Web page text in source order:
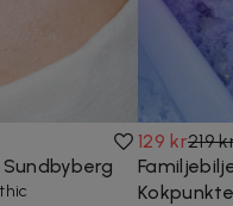
129 kr219